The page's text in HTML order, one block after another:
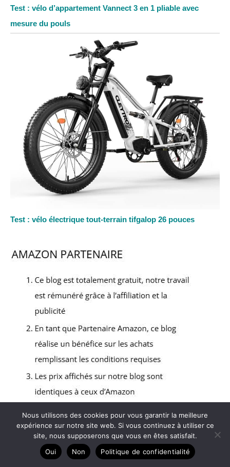
Test : vélo d’appartement Vannect 3 en 1 pliable avec
mesure du pouls
Test : vélo électrique tout-terrain tifgalop 26 pouces
Copyright © 2026 Course et running - Partenaire Amazon
A propos
Nous utilisons des cookies pour vous garantir la meilleure
expérience sur notre site web. Si vous continuez à utiliser ce
site, nous supposerons que vous en êtes satisfait.
Oui
Non Politique de confidentialité